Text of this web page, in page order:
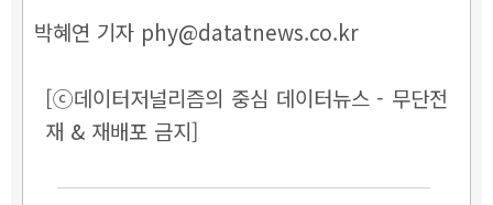
박혜연 기자 phy@datatnews.co.kr
[ⓒ데이터저널리즘의 중심 데이터뉴스 - 무단전
재 & 재배포 금지]